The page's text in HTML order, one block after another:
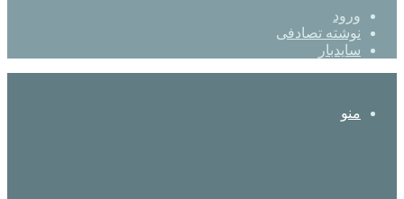
ورود
نوشته تصادفی
سایدبار
منو